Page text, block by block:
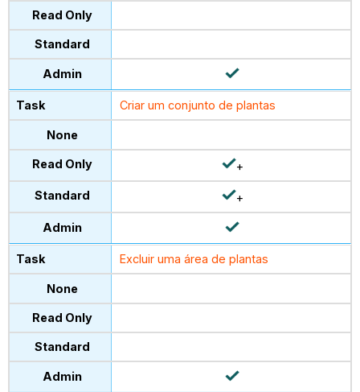
Criar um conjunto de plantas
+
+
Excluir uma área de plantas